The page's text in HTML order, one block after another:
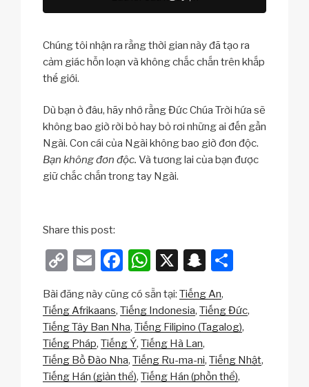
Chúng tôi nhận ra rằng thời gian này đã tạo ra
cảm giác hỗn loạn và không chắc chắn trên khắp
thế giới.
Dù bạn ở đâu, hãy nhớ rằng Đức Chúa Trời hứa sẽ
không bao giờ rời bỏ hay bỏ rơi những ai đến gần
Ngài. Con cái của Ngài không bao giờ đơn độc.
Bạn không đơn độc. Và tương lai của bạn được
giữ chắc chắn trong tay Ngài.
Share this post:
C
p
y
Li
n
E
ail
F
c
e
b
o
W
h
at
s
A
p
X
S
a
p
h
ar
e
Bài đăng này cũng có sẵn tại: Tiếng An
Tiếng Afrikaans Tiếng Indonesia Tiếng Đức
Tiếng Tây Ban Nha Tiếng Filipino (Tagalog)
Tiếng Pháp Tiếng Ý Tiếng Hà Lan
Tiếng Bồ Đào Nha Tiếng Ru-ma-ni Tiếng Nhật
Tiếng Hán (giản thể) Tiếng Hán (phồn thể)